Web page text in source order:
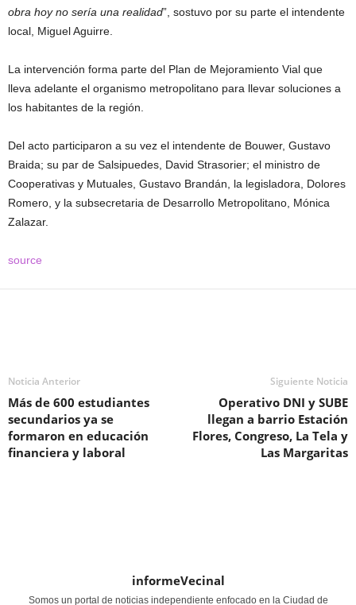
obra hoy no sería una realidad”, sostuvo por su parte el intendente
local, Miguel Aguirre.
La intervención forma parte del Plan de Mejoramiento Vial que
lleva adelante el organismo metropolitano para llevar soluciones a
los habitantes de la región.
Del acto participaron a su vez el intendente de Bouwer, Gustavo
Braida; su par de Salsipuedes, David Strasorier; el ministro de
Cooperativas y Mutuales, Gustavo Brandán, la legisladora, Dolores
Romero, y la subsecretaria de Desarrollo Metropolitano, Mónica
Zalazar.
source
Noticia Anterior
Más de 600 estudiantes
secundarios ya se
formaron en educación
financiera y laboral
Siguiente Noticia
Operativo DNI y SUBE
llegan a barrio Estación
Flores, Congreso, La Tela y
Las Margaritas
informeVecinal
Somos un portal de noticias independiente enfocado en la Ciudad de